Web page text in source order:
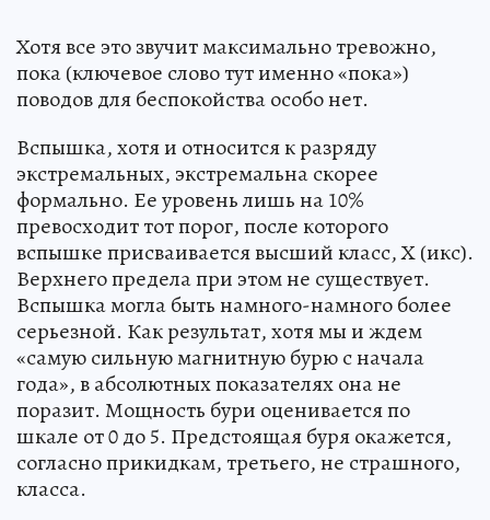
Хотя все это звучит максимально тревожно,
пока (ключевое слово тут именно «пока»)
поводов для беспокойства особо нет.
Вспышка, хотя и относится к разряду
экстремальных, экстремальна скорее
формально. Ее уровень лишь на 10%
превосходит тот порог, после которого
вспышке присваивается высший класс, Х (икс).
Верхнего предела при этом не существует.
Вспышка могла быть намного-намного более
серьезной. Как результат, хотя мы и ждем
«самую сильную магнитную бурю с начала
года», в абсолютных показателях она не
поразит. Мощность бури оценивается по
шкале от 0 до 5. Предстоящая буря окажется,
согласно прикидкам, третьего, не страшного,
класса.